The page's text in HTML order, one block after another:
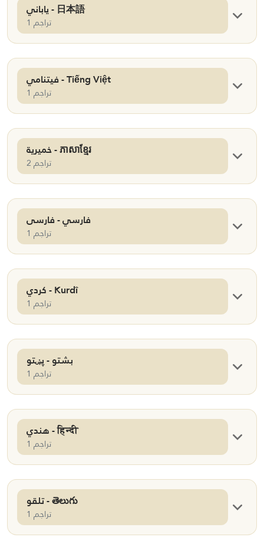
ياباني - 日本語
1 تراجم
فيتنامي - Tiếng Việt
1 تراجم
خميرية - ភាសាខ្មែរ
2 تراجم
فارسي - فارسی
1 تراجم
كردي - Kurdî
1 تراجم
بشتو - پښتو
1 تراجم
هندي - हिन्दी
1 تراجم
تلقو - తెలుగు
1 تراجم